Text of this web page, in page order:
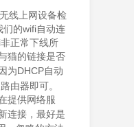
线上网设备检
们的wifi自动连
正常下线所
猫的链接是否
为DHCP自动
由器即可。
提供网络服
连接，最好是